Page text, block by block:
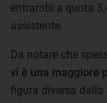
entrambi a quota
assistente.
Da notare che
vi è una maggiore
figura diversa